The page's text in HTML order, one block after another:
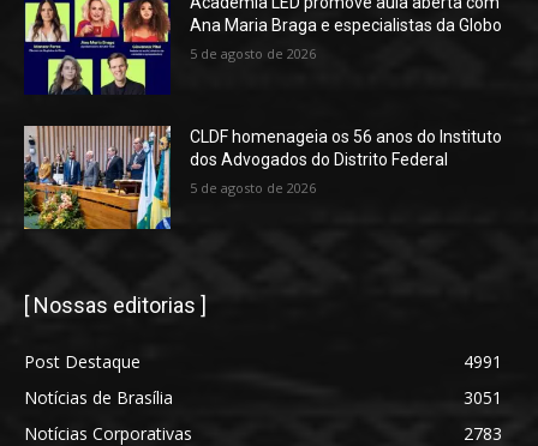
Ana Maria Braga e especialistas da Globo
5 de agosto de 2026
CLDF homenageia os 56 anos do Instituto
dos Advogados do Distrito Federal
5 de agosto de 2026
[ Nossas editorias ]
Post Destaque
4991
Notícias de Brasília
3051
Notícias Corporativas
2783